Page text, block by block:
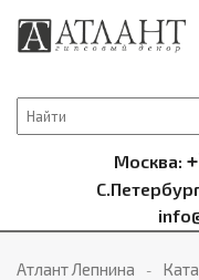
Москва:
Атлант Лепнина